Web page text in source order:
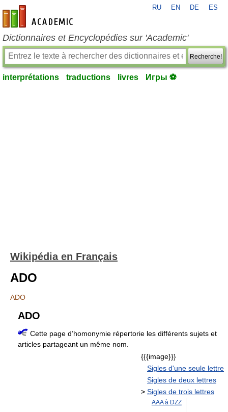
fr-academic.com
RU EN DE ES
Dictionnaires et Encyclopédies sur 'Academic'
Recherche!
interprétations traductions livres Игры ⚽
Wikipédia en Français
ADO
ADO
ADO
Cette page d’homonymie répertorie les différents sujets et
articles partageant un même nom.
{{{image}}}
Sigles d'une seule lettre
Sigles de deux lettres
> Sigles de trois lettres
AAA à DZZ